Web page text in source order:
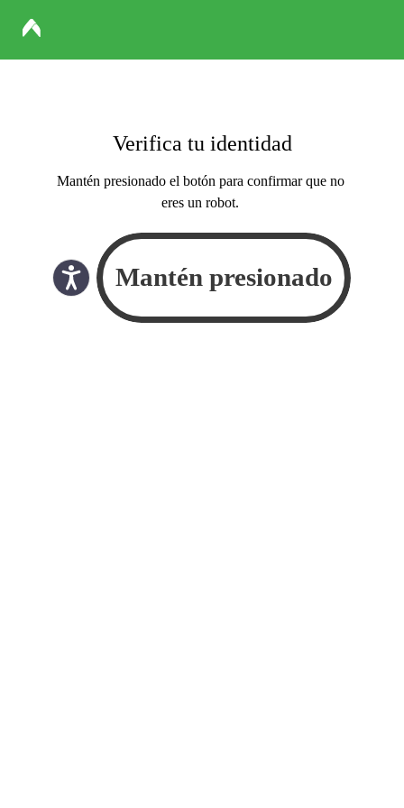
Verifica tu identidad
Mantén presionado el botón para confirmar que no
eres un robot.